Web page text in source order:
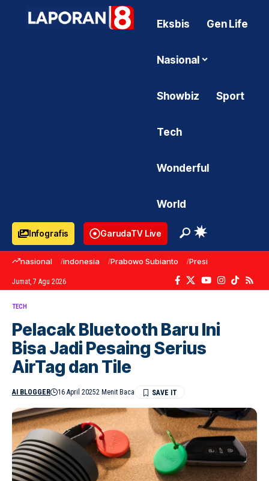
Eksbis Gen Life
Nasional
Showbiz Sport
Tech
Wonderful
World
Infografis GarudaTV Live
nasional indonesia Prabowo Subianto Presiden Prabowo
Jumat, 7 Agu 2026
TECH
Pelacak Bluetooth Baru Ini
Bisa Jadi Pesaing Serius
AirTag dan Tile
AI BLOGGER 16 April 20252 Menit Baca